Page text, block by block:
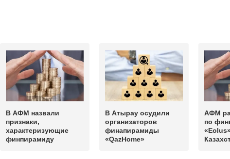
В АФМ назвали
признаки,
характеризующие
финпирамиду
В Атырау осудили
организаторов
финапирамиды
«QazHome»
АФМ
по